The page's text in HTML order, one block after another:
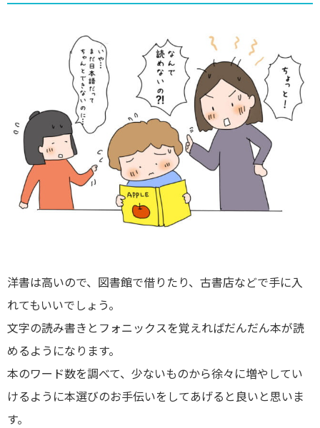
洋書は高いので、図書館で借りたり、古書店などで手に入
れてもいいでしょう。
文字の読み書きとフォニックスを覚えればだんだん本が読
めるようになります。
本のワード数を調べて、少ないものから徐々に増やしてい
けるように本選びのお手伝いをしてあげると良いと思いま
す。